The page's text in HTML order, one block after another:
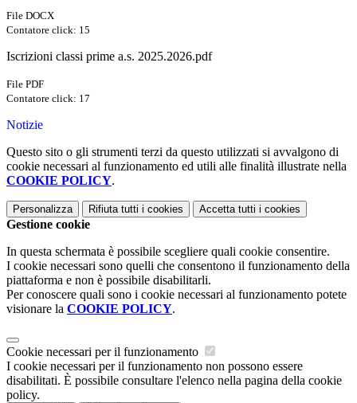
File DOCX
Contatore click: 15
Iscrizioni classi prime a.s. 2025.2026.pdf
File PDF
Contatore click: 17
Notizie
Questo sito o gli strumenti terzi da questo utilizzati si avvalgono di
cookie necessari al funzionamento ed utili alle finalità illustrate nella
COOKIE POLICY.
Personalizza Rifiuta tutti i cookies Accetta tutti i cookies
Gestione cookie
In questa schermata è possibile scegliere quali cookie consentire.
I cookie necessari sono quelli che consentono il funzionamento della
piattaforma e non è possibile disabilitarli.
Per conoscere quali sono i cookie necessari al funzionamento potete
visionare la COOKIE POLICY.
Cookie necessari per il funzionamento
I cookie necessari per il funzionamento non possono essere
disabilitati. È possibile consultare l'elenco nella pagina della cookie
policy.